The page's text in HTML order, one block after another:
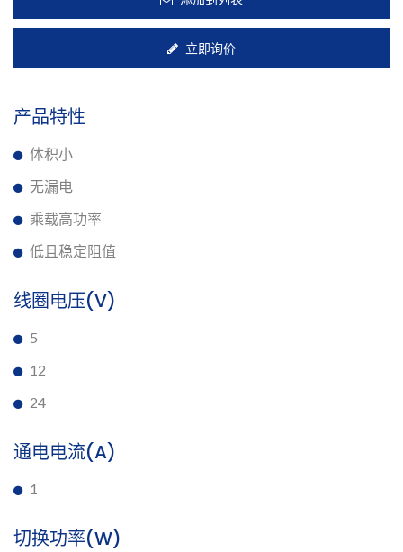
立即询价
产品特性
体积小
无漏电
乘载高功率
低且稳定阻值
线圈电压(V)
5
12
24
通电电流(A)
1
切换功率(W)